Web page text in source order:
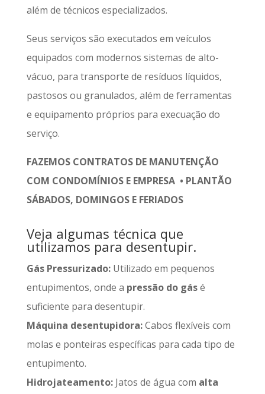
além de técnicos especializados.
Seus serviços são executados em veículos
equipados com modernos sistemas de alto-
vácuo, para transporte de resíduos líquidos,
pastosos ou granulados, além de ferramentas
e equipamento próprios para execuação do
serviço.
FAZEMOS CONTRATOS DE MANUTENÇÃO
COM CONDOMÍNIOS E EMPRESA • PLANTÃO
SÁBADOS, DOMINGOS E FERIADOS
Veja algumas técnica que
utilizamos para desentupir.
Gás Pressurizado:Utilizado em pequenos
entupimentos, onde a pressão do gásé
suficiente para desentupir.
Máquina desentupidora:Cabos flexíveis com
molas e ponteiras específicas para cada tipo de
entupimento.
Hidrojateamento:Jatos de água com alta